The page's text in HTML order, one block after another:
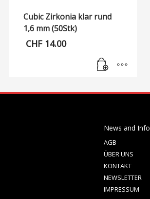
Cubic Zirkonia klar rund
1,6 mm (50Stk)
CHF 14.00
News and Info
AGB
ÜBER UNS
KONTAKT
NEWSLETTER
IMPRESSUM